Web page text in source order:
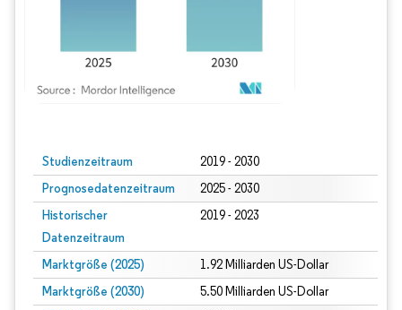
Studienzeitraum 2019 - 2030
Prognosedatenzeitraum 2025 - 2030
Historischer
Datenzeitraum
2019 - 2023
Marktgröße (2025) 1.92 Milliarden US-Dollar
Marktgröße (2030) 5.50 Milliarden US-Dollar